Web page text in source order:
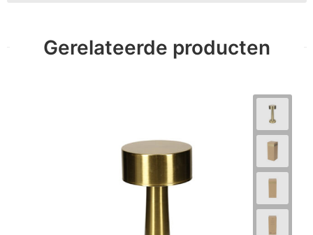
Gerelateerde producten